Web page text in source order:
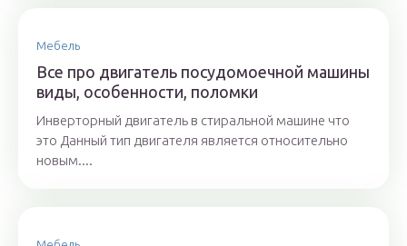
Мебель
Все про двигатель посудомоечной машины
виды, особенности, поломки
Инверторный двигатель в стиральной машине что
это Данный тип двигателя является относительно
новым....